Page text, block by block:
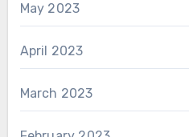
May 2023
April 2023
March 2023